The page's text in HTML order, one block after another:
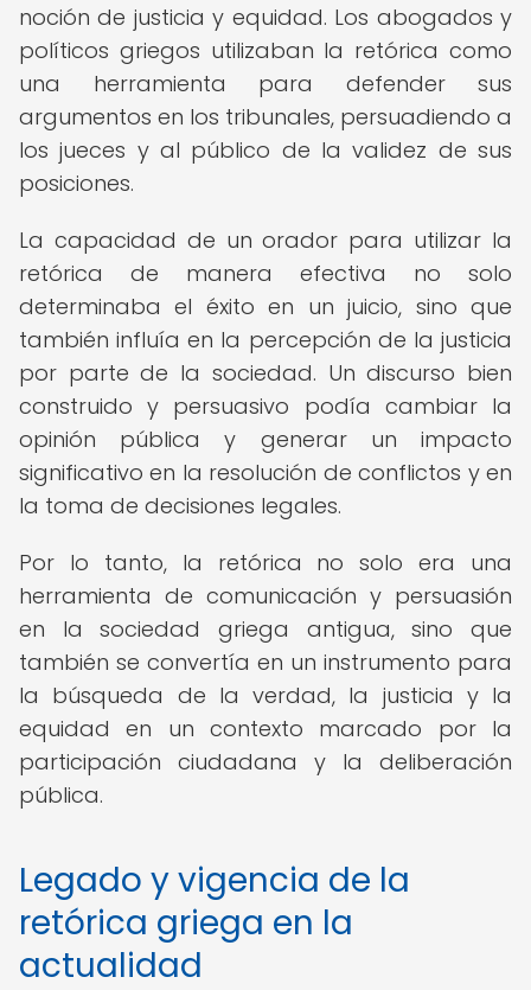
noción de justicia y equidad. Los abogados y
políticos griegos utilizaban la retórica como
una herramienta para defender sus
argumentos en los tribunales, persuadiendo a
los jueces y al público de la validez de sus
posiciones.
La capacidad de un orador para utilizar la
retórica de manera efectiva no solo
determinaba el éxito en un juicio, sino que
también influía en la percepción de la justicia
por parte de la sociedad. Un discurso bien
construido y persuasivo podía cambiar la
opinión pública y generar un impacto
significativo en la resolución de conflictos y en
la toma de decisiones legales.
Por lo tanto, la retórica no solo era una
herramienta de comunicación y persuasión
en la sociedad griega antigua, sino que
también se convertía en un instrumento para
la búsqueda de la verdad, la justicia y la
equidad en un contexto marcado por la
participación ciudadana y la deliberación
pública.
Legado y vigencia de la
retórica griega en la
actualidad